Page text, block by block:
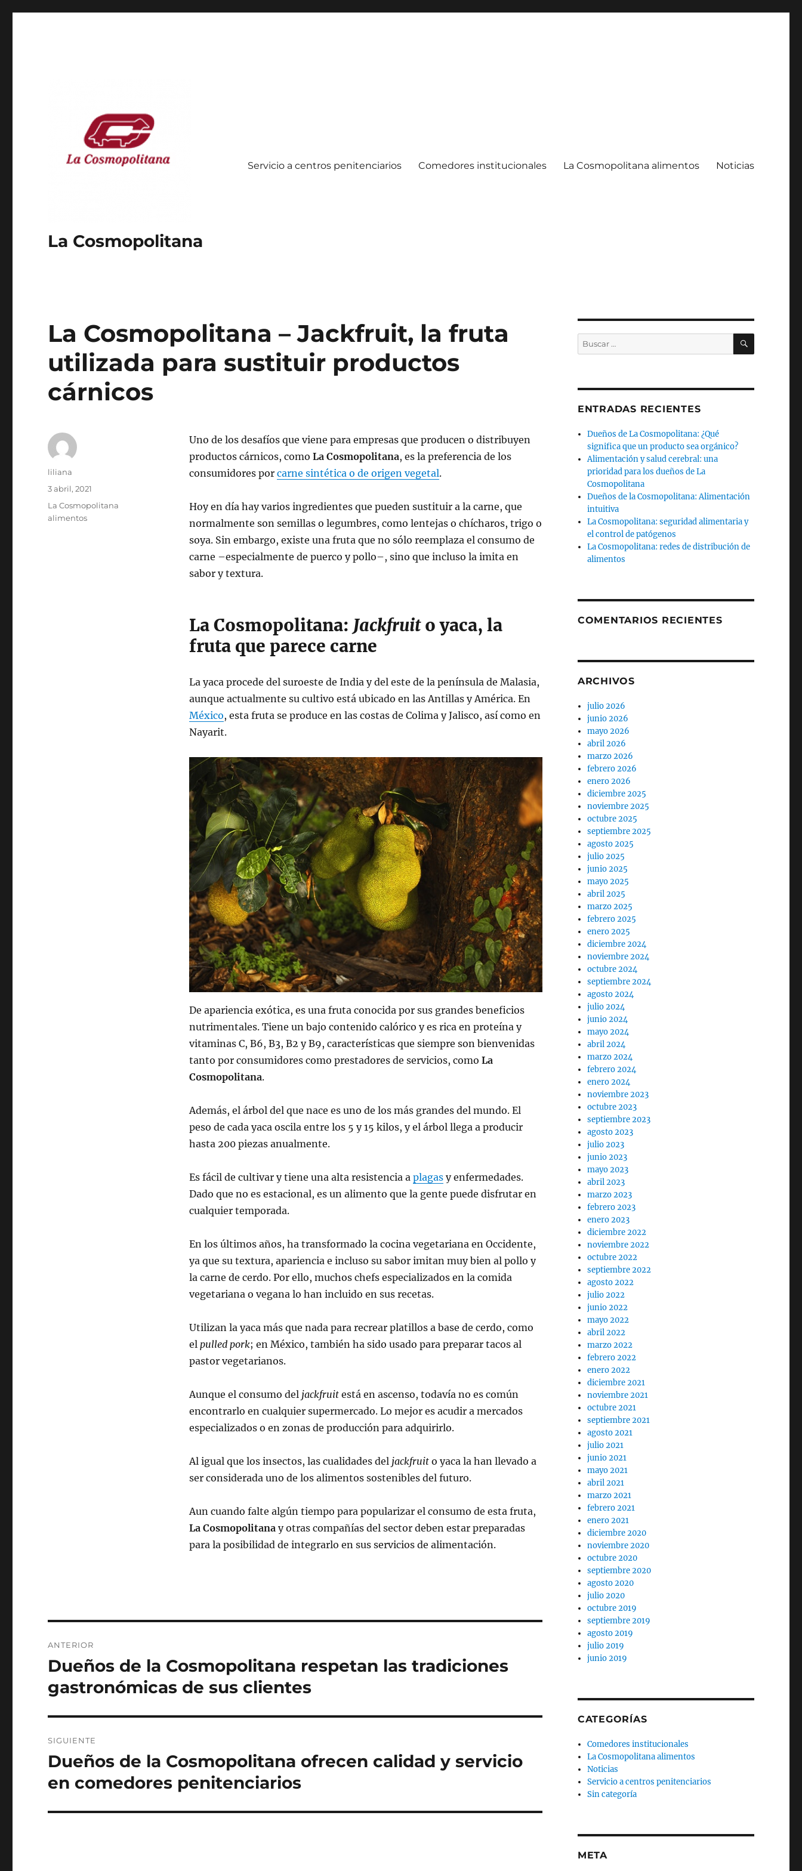
La Cosmopolitana
Servicio a centros penitenciarios Comedores institucionales La Cosmopolitana alimentos Noticias
La Cosmopolitana – Jackfruit, la fruta
utilizada para sustituir productos
cárnicos
Uno de los desafíos que viene para empresas que producen o distribuyen
productos cárnicos, como La Cosmopolitana, es la preferencia de los
consumidores por carne sintética o de origen vegetal.
Hoy en día hay varios ingredientes que pueden sustituir a la carne, que
normalmente son semillas o legumbres, como lentejas o chícharos, trigo o
soya. Sin embargo, existe una fruta que no sólo reemplaza el consumo de
carne –especialmente de puerco y pollo–, sino que incluso la imita en
sabor y textura.
La Cosmopolitana: Jackfruito yaca, la
fruta que parece carne
La yaca procede del suroeste de India y del este de la península de Malasia,
aunque actualmente su cultivo está ubicado en las Antillas y América. En
México, esta fruta se produce en las costas de Colima y Jalisco, así como en
Nayarit.
De apariencia exótica, es una fruta conocida por sus grandes beneficios
nutrimentales. Tiene un bajo contenido calórico y es rica en proteína y
vitaminas C, B6, B3, B2 y B9, características que siempre son bienvenidas
tanto por consumidores como prestadores de servicios, como La
Cosmopolitana.
Además, el árbol del que nace es uno de los más grandes del mundo. El
peso de cada yaca oscila entre los 5 y 15 kilos, y el árbol llega a producir
hasta 200 piezas anualmente.
Es fácil de cultivar y tiene una alta resistencia a plagasy enfermedades.
Dado que no es estacional, es un alimento que la gente puede disfrutar en
cualquier temporada.
En los últimos años, ha transformado la cocina vegetariana en Occidente,
ya que su textura, apariencia e incluso su sabor imitan muy bien al pollo y
la carne de cerdo. Por ello, muchos chefs especializados en la comida
vegetariana o vegana lo han incluido en sus recetas.
Utilizan la yaca más que nada para recrear platillos a base de cerdo, como
el pulled pork; en México, también ha sido usado para preparar tacos al
pastor vegetarianos.
Aunque el consumo del jackfruitestá en ascenso, todavía no es común
encontrarlo en cualquier supermercado. Lo mejor es acudir a mercados
especializados o en zonas de producción para adquirirlo.
Al igual que los insectos, las cualidades del jackfruito yaca la han llevado a
ser considerada uno de los alimentos sostenibles del futuro.
Aun cuando falte algún tiempo para popularizar el consumo de esta fruta,
La Cosmopolitana y otras compañías del sector deben estar preparadas
para la posibilidad de integrarlo en sus servicios de alimentación.
Autor
liliana
Publicado
3 abril, 2021
Categorías
La Cosmopolitana
alimentos
de
entradas
ANTERIOR
Entrada
anterior:
Dueños de la Cosmopolitana respetan las tradiciones
gastronómicas de sus clientes
SIGUIENTE
Siguiente
Dueños de la Cosmopolitana ofrecen calidad y servicio
en comedores penitenciarios
Buscar
por:
BUSCAR
ENTRADAS RECIENTES
Dueños de La Cosmopolitana: ¿Qué
significa que un producto sea orgánico?
Alimentación y salud cerebral: una
prioridad para los dueños de La
Cosmopolitana
Dueños de la Cosmopolitana: Alimentación
intuitiva
La Cosmopolitana: seguridad alimentaria y
el control de patógenos
La Cosmopolitana: redes de distribución de
alimentos
COMENTARIOS RECIENTES
ARCHIVOS
julio 2026
junio 2026
mayo 2026
abril 2026
marzo 2026
febrero 2026
enero 2026
diciembre 2025
noviembre 2025
octubre 2025
septiembre 2025
agosto 2025
julio 2025
junio 2025
mayo 2025
abril 2025
marzo 2025
febrero 2025
enero 2025
diciembre 2024
noviembre 2024
octubre 2024
septiembre 2024
agosto 2024
julio 2024
junio 2024
mayo 2024
abril 2024
marzo 2024
febrero 2024
enero 2024
noviembre 2023
octubre 2023
septiembre 2023
agosto 2023
julio 2023
junio 2023
mayo 2023
abril 2023
marzo 2023
febrero 2023
enero 2023
diciembre 2022
noviembre 2022
octubre 2022
septiembre 2022
agosto 2022
julio 2022
junio 2022
mayo 2022
abril 2022
marzo 2022
febrero 2022
enero 2022
diciembre 2021
noviembre 2021
octubre 2021
septiembre 2021
agosto 2021
julio 2021
junio 2021
mayo 2021
abril 2021
marzo 2021
febrero 2021
enero 2021
diciembre 2020
noviembre 2020
octubre 2020
septiembre 2020
agosto 2020
julio 2020
octubre 2019
septiembre 2019
agosto 2019
julio 2019
junio 2019
CATEGORÍAS
Comedores institucionales
La Cosmopolitana alimentos
Noticias
Servicio a centros penitenciarios
Sin categoría
META